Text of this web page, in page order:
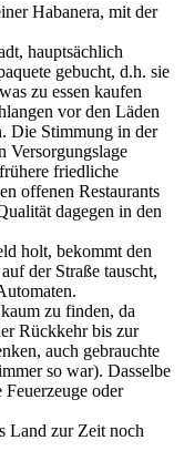
Habanera, mit der
hauptsächlich
gebucht, d.h. sie
zu essen kaufen
vor den Läden
Die Stimmung in der
Versorgungslage
friedliche
offenen Restaurants
dagegen in den
holt, bekommt den
der Straße tauscht,
zu finden, da
Rückkehr bis zur
auch gebrauchte
so war). Dasselbe
oder
Land zur Zeit noch